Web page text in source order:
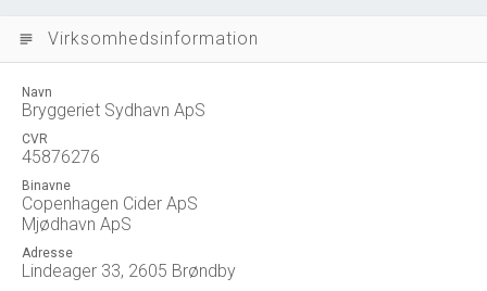
subject Virksomhedsinformation
Navn
Bryggeriet Sydhavn ApS
CVR
45876276
Binavne
Copenhagen Cider ApS
Mjødhavn ApS
Adresse
Lindeager 33, 2605 Brøndby